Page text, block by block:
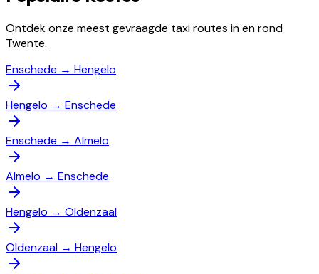
Ontdek onze meest gevraagde taxi routes in en rond
Twente.
Enschede → Hengelo
Hengelo → Enschede
Enschede → Almelo
Almelo → Enschede
Hengelo → Oldenzaal
Oldenzaal → Hengelo